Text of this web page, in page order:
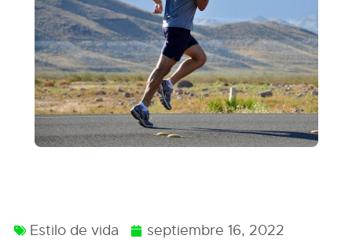
Estilo de vida septiembre 16, 2022